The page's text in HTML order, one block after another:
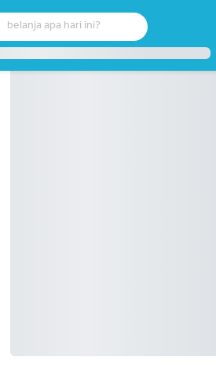
belanja apa hari ini?